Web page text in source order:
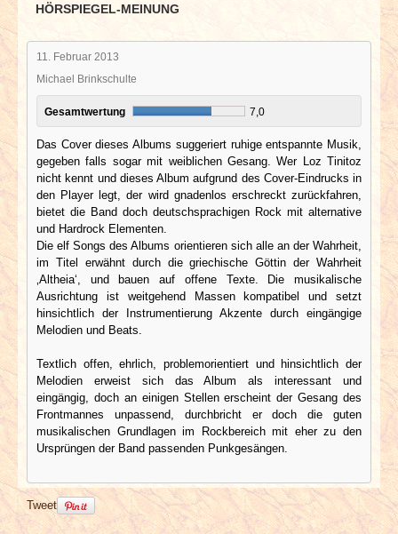
HÖRSPIEGEL-MEINUNG
11. Februar 2013
Michael Brinkschulte
Gesamtwertung 7,0
Das Cover dieses Albums suggeriert ruhige entspannte Musik,
gegeben falls sogar mit weiblichen Gesang. Wer Loz Tinitoz
nicht kennt und dieses Album aufgrund des Cover-Eindrucks in
den Player legt, der wird gnadenlos erschreckt zurückfahren,
bietet die Band doch deutschsprachigen Rock mit alternative
und Hardrock Elementen.
Die elf Songs des Albums orientieren sich alle an der Wahrheit,
im Titel erwähnt durch die griechische Göttin der Wahrheit
‚Altheia‘, und bauen auf offene Texte. Die musikalische
Ausrichtung ist weitgehend Massen kompatibel und setzt
hinsichtlich der Instrumentierung Akzente durch eingängige
Melodien und Beats.
Textlich offen, ehrlich, problemorientiert und hinsichtlich der
Melodien erweist sich das Album als interessant und
eingängig, doch an einigen Stellen erscheint der Gesang des
Frontmannes unpassend, durchbricht er doch die guten
musikalischen Grundlagen im Rockbereich mit eher zu den
Ursprüngen der Band passenden Punkgesängen.
Tweet